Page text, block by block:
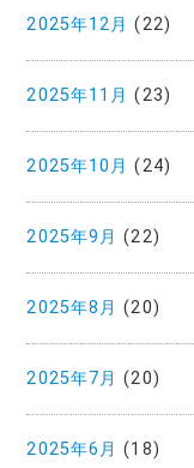
2025年12月 (22)
2025年11月 (23)
2025年10月 (24)
2025年9月 (22)
2025年8月 (20)
2025年7月 (20)
2025年6月 (18)